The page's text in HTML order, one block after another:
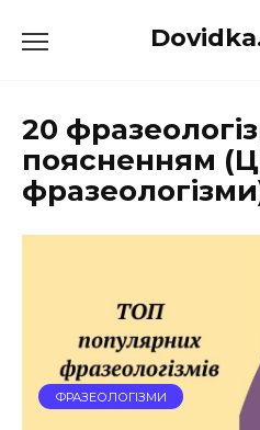
до
20
поясненням
ФРАЗЕОЛОГІЗМИ